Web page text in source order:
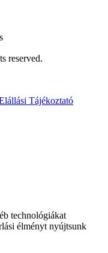
reserved.
Tájékoztató
technológiákat
élményt nyújtsunk